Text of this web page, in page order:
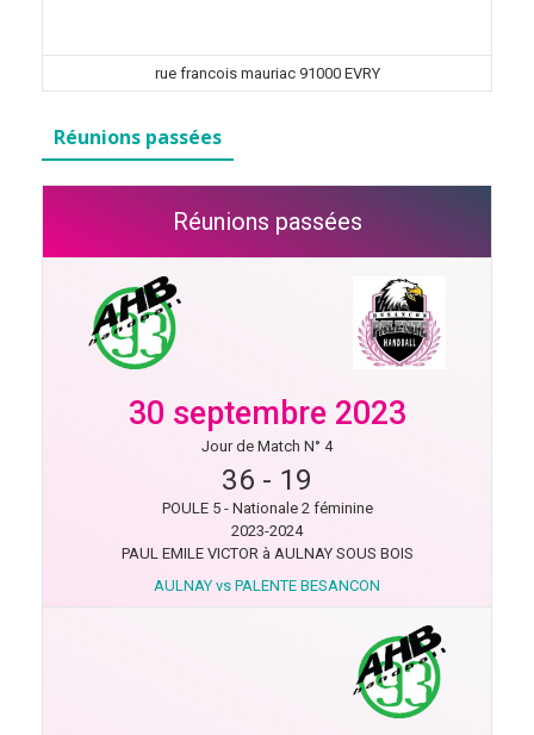
rue francois mauriac 91000 EVRY
Réunions passées
Réunions passées
30 septembre 2023
Jour de Match N° 4
36 - 19
POULE 5 - Nationale 2 féminine
2023-2024
PAUL EMILE VICTOR à AULNAY SOUS BOIS
AULNAY vs PALENTE BESANCON